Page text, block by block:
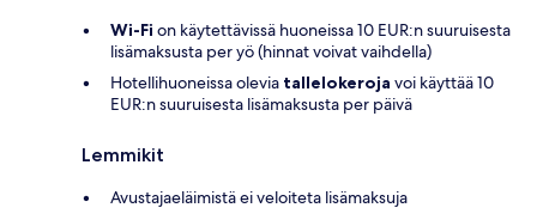
Wi-Fi on käytettävissä huoneissa 10 EUR:n suuruisesta
lisämaksusta per yö (hinnat voivat vaihdella)
Hotellihuoneissa olevia tallelokeroja voi käyttää 10
EUR:n suuruisesta lisämaksusta per päivä
Lemmikit
Avustajaeläimistä ei veloiteta lisämaksuja